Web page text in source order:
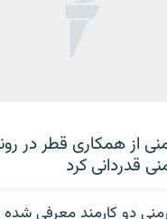
از همکاری قطر در
قدردانی کرد
دو کارمند معرفی شده